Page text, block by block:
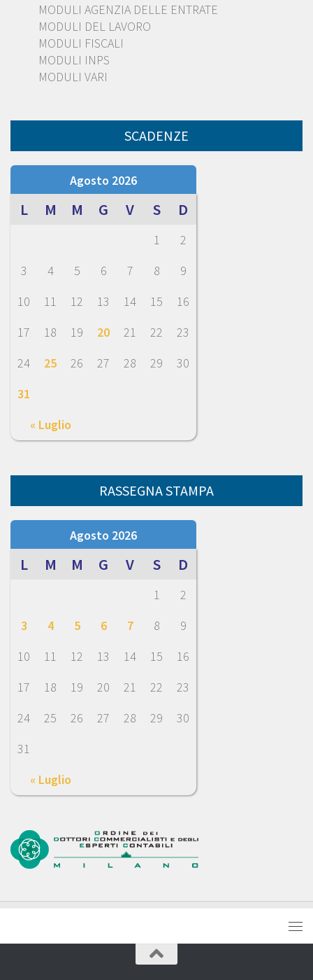
MODULI AGENZIA DELLE ENTRATE
MODULI DEL LAVORO
MODULI FISCALI
MODULI INPS
MODULI VARI
SCADENZE
Agosto 2026
L M M G V S D
« Luglio
1
2
3
4 5 6 7 8
9
10
11 12 13 14 15
16
17
18 19 20 21 22
23
24
25 26 27 28 29
30
31
RASSEGNA STAMPA
Agosto 2026
L M M G V S D
« Luglio
1
2
3
4 5 6 7 8
9
10
11 12 13 14 15
16
17
18 19 20 21 22
23
24
25 26 27 28 29
30
31